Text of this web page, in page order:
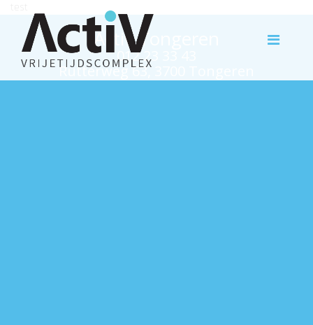
Activ Tongeren
012 23 33 43
Rutterweg 63, 3700 Tongeren